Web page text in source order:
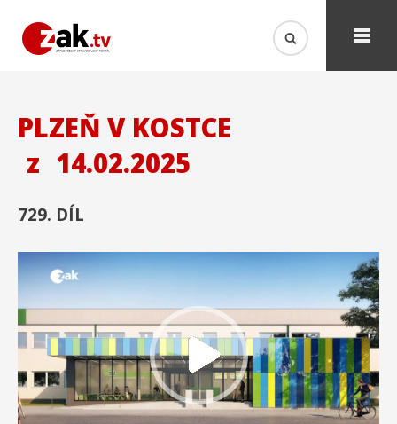
PLZEŇ V KOSTCE
z 14.02.2025
729. DÍL